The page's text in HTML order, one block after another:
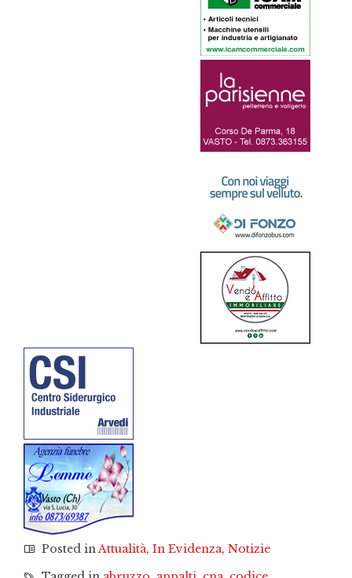
Posted inAttualità, In Evidenza, Notizie